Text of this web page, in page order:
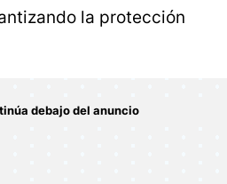
la protección